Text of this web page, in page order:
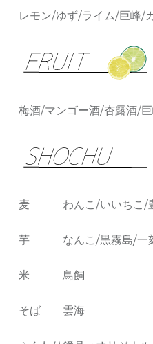
レモン/ゆず/ライム/巨峰/
梅酒/マンゴー酒/杏露酒/
麦 わんこ/いいちこ/豊
芋 なんこ/黒霧島/一刻
米 鳥飼
そば 雲海